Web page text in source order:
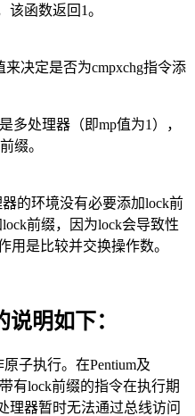
函数返回1。
决定是否为cmpxchg指令添
多处理器（即mp值为1），
缀。
的环境没有必要添加lock前
前缀，因为lock会导致性
用是比较并交换操作数。
明如下：
子执行。在Pentium及
有lock前缀的指令在执行期
理器暂时无法通过总线访问